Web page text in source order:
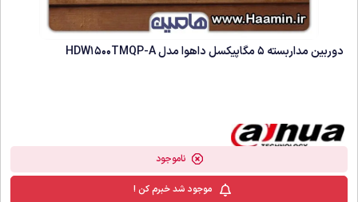
دوربین مداربسته 5 مگاپیکسل داهوا مدل HDW1500TMQP-A
ناموجود
موجود شد خبرم کن !